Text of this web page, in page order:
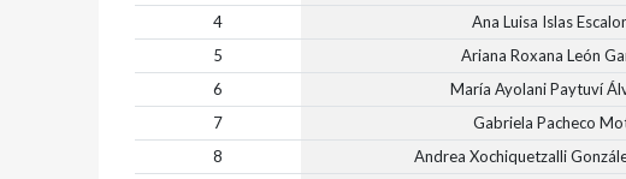
4
Ana Luisa Islas
5
Ariana Roxana León
6
María Ayolani Paytuví
7
Gabriela Pacheco
8
Andrea Xochiquetzalli